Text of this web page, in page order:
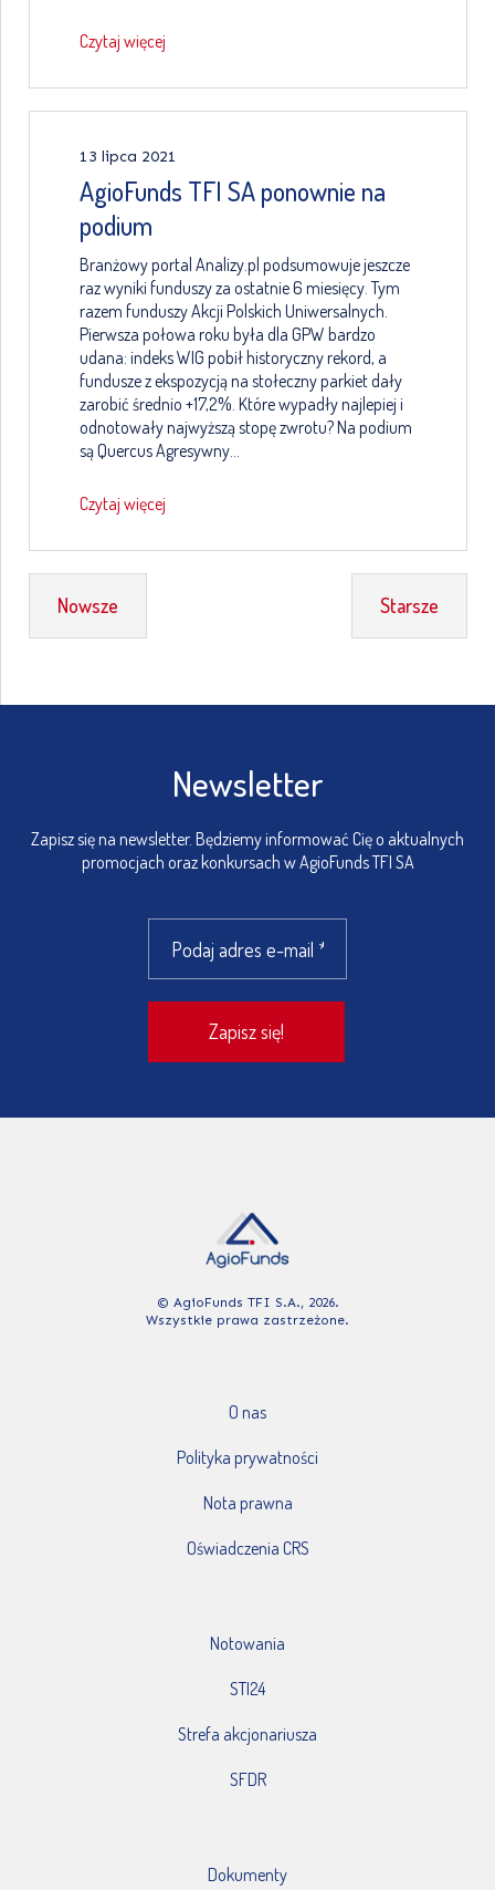
Czytaj więcej
13 lipca 2021
AgioFunds TFI SA ponownie na
podium
Branżowy portal Analizy.pl podsumowuje jeszcze
raz wyniki funduszy za ostatnie 6 miesięcy. Tym
razem funduszy Akcji Polskich Uniwersalnych.
Pierwsza połowa roku była dla GPW bardzo
udana: indeks WIG pobił historyczny rekord, a
fundusze z ekspozycją na stołeczny parkiet dały
zarobić średnio +17,2%. Które wypadły najlepiej i
odnotowały najwyższą stopę zwrotu? Na podium
są Quercus Agresywny…
Czytaj więcej
Nowsze Starsze
Newsletter
Zapisz się na newsletter. Będziemy informować Cię o aktualnych
promocjach oraz konkursach w AgioFunds TFI SA
© AgioFunds TFI S.A., 2026.
Wszystkie prawa zastrzeżone.
O nas
Polityka prywatności
Nota prawna
Oświadczenia CRS
Notowania
STI24
Strefa akcjonariusza
SFDR
Dokumenty